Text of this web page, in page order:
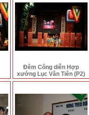
Đêm Công diễn Hợp
xướng Lục Vân Tiên (P2)